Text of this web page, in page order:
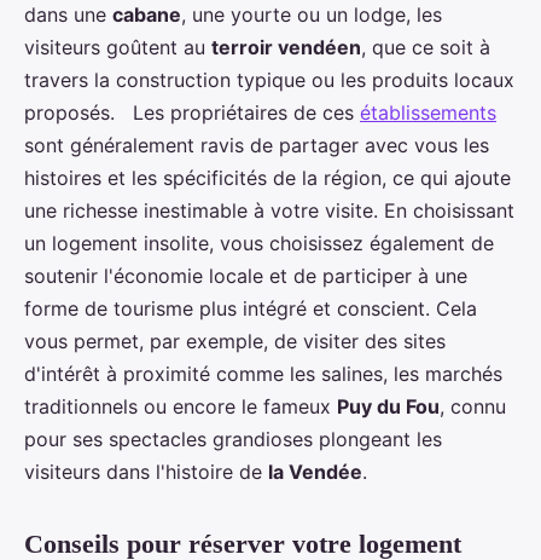
dans une cabane, une yourte ou un lodge, les
visiteurs goûtent au terroir vendéen, que ce soit à
travers la construction typique ou les produits locaux
proposés. Les propriétaires de ces établissements
sont généralement ravis de partager avec vous les
histoires et les spécificités de la région, ce qui ajoute
une richesse inestimable à votre visite. En choisissant
un logement insolite, vous choisissez également de
soutenir l'économie locale et de participer à une
forme de tourisme plus intégré et conscient. Cela
vous permet, par exemple, de visiter des sites
d'intérêt à proximité comme les salines, les marchés
traditionnels ou encore le fameux Puy du Fou, connu
pour ses spectacles grandioses plongeant les
visiteurs dans l'histoire de la Vendée.
Conseils pour réserver votre logement